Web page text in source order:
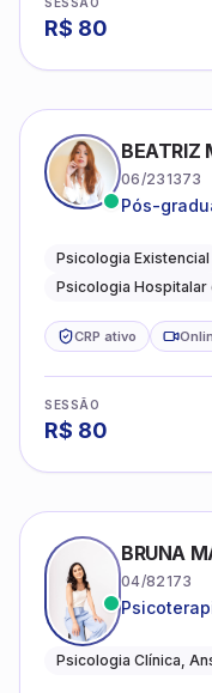
SESSÃO
R$ 80
BEATRIZ
06/231373
Pós-
da Saúde.
Psicologia Existencial
Psicologia Hospitalar
CRP ativo
SESSÃO
R$ 80
BRUNA
04/82173
reduzir a
Psicologia Clínica,